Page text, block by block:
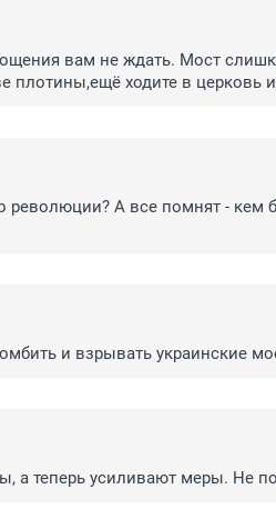
вам не ждать. Мост
ходите в церковь и
революции? А все помнят - кем
и взрывать украинские
а теперь усиливают меры. Не